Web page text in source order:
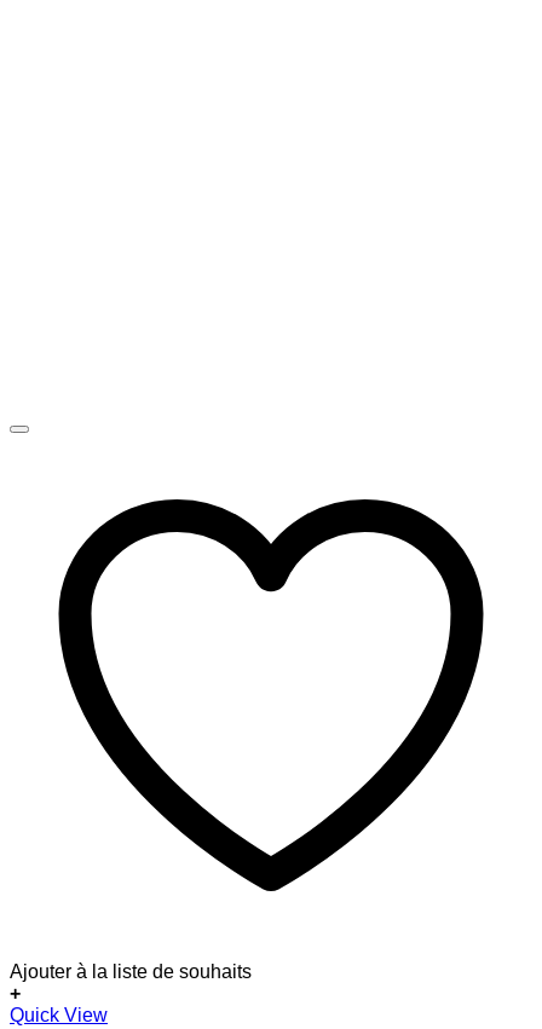
Ajouter à la liste de souhaits
+
Quick View